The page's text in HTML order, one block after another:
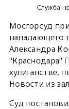
Служба
Мосгорсуд
нападающего
Александра
"Краснодара"
хулиганстве,
Новости из
Суд